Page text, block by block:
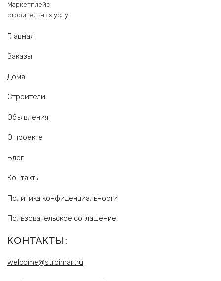
Маркетплейс
строительных услуг
Главная
Заказы
Дома
Строители
Объявления
О проекте
Блог
Контакты
Политика конфиденциальности
Пользовательское соглашение
КОНТАКТЫ:
welcome@stroiman.ru